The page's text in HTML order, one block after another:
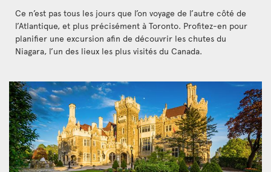
Ce n’est pas tous les jours que l’on voyage de l’autre côté de
l’Atlantique, et plus précisément à Toronto. Profitez-en pour
planifier une excursion afin de découvrir les chutes du
Niagara, l’un des lieux les plus visités du Canada.